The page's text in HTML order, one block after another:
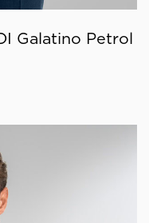
Galatino Petrol